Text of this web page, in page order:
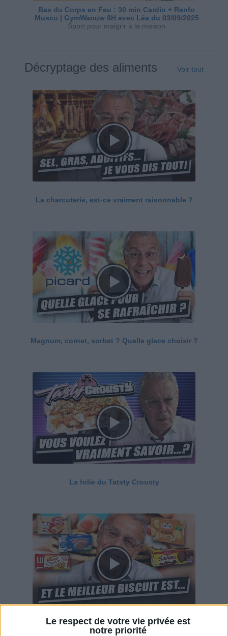
Le respect de votre vie privée est
notre priorité
Bas du Corps en Feu : 30 min Cardio + Renfo
Muscu | GymWaouw 8H avec Léa du 03/09/2025
Sport pour maigrir à la maison
Décryptage des aliments Voir tout
La charcuterie, est-ce vraiment raisonnable ?
Magnum, cornet, sorbet ? Quelle glace choisir ?
La folie du Tatsty Crousty
Savane, LU, Pepito, Harrys... Que valent vraiment
ces gâteaux ?